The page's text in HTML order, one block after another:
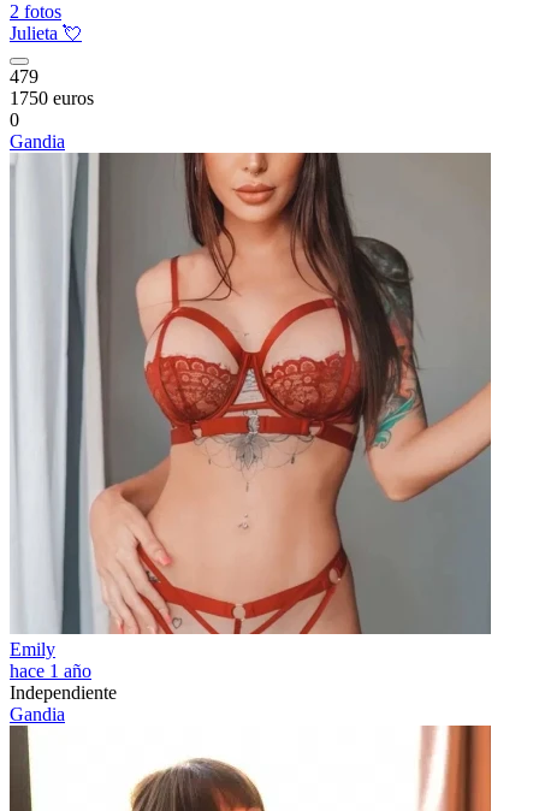
2 fotos
Julieta 💘
479
1750 euros
0
Gandia
Emily
hace 1 año
Independiente
Gandia